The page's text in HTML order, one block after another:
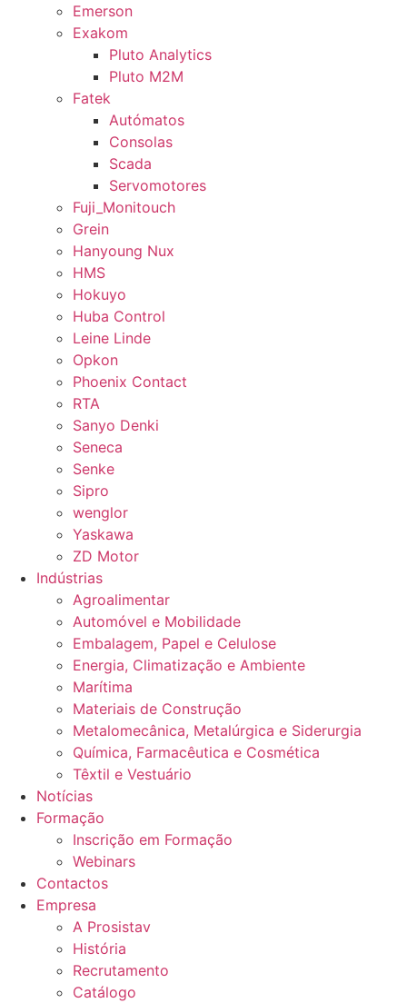
Emerson
Exakom
Pluto Analytics
Pluto M2M
Fatek
Autómatos
Consolas
Scada
Servomotores
Fuji_Monitouch
Grein
Hanyoung Nux
HMS
Hokuyo
Huba Control
Leine Linde
Opkon
Phoenix Contact
RTA
Sanyo Denki
Seneca
Senke
Sipro
wenglor
Yaskawa
ZD Motor
Indústrias
Agroalimentar
Automóvel e Mobilidade
Embalagem, Papel e Celulose
Energia, Climatização e Ambiente
Marítima
Materiais de Construção
Metalomecânica, Metalúrgica e Siderurgia
Química, Farmacêutica e Cosmética
Têxtil e Vestuário
Notícias
Formação
Inscrição em Formação
Webinars
Contactos
Empresa
A Prosistav
História
Recrutamento
Catálogo